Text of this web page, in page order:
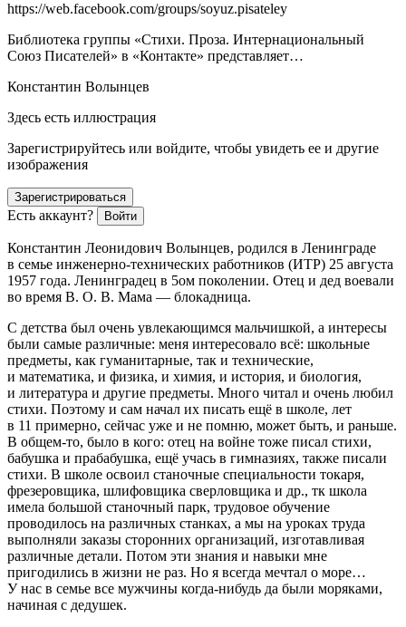
https://web.facebook.com/groups/soyuz.pisateley
Библиотека группы «Стихи. Проза. Интернациональный
Союз Писателей» в «Контакте» представляет…
Константин Волынцев
Здесь есть иллюстрация
Зарегистрируйтесь или войдите, чтобы увидеть ее и другие
изображения
Зарегистрироваться
Есть аккаунт? Войти
Константин Леонидович Волынцев, родился в Ленинграде
в семье инженерно-технических работников (ИТР) 25 августа
1957 года. Ленинградец в 5ом поколении. Отец и дед воевали
во время В. О. В. Мама — блокадница.
С детства был очень увлекающимся мальчишкой, а интересы
были самые различные: меня интересовало всё: школьные
предметы, как гуманитарные, так и технические,
и математика, и физика, и химия, и история, и биология,
и литература и другие предметы. Много читал и очень любил
стихи. Поэтому и сам начал их писать ещё в школе, лет
в 11 примерно, сейчас уже и не помню, может быть, и раньше.
В общем-то, было в кого: отец на войне тоже писал стихи,
бабушка и прабабушка, ещё учась в гимназиях, также писали
стихи. В школе освоил станочные специальности токаря,
фрезеровщика, шлифовщика сверловщика и др., тк школа
имела большой станочный парк, трудовое обучение
проводилось на различных станках, а мы на уроках труда
выполняли заказы сторонних организаций, изготавливая
различные детали. Потом эти знания и навыки мне
пригодились в жизни не раз. Но я всегда мечтал о море…
У нас в семье все мужчины когда-нибудь да были моряками,
начиная с дедушек.